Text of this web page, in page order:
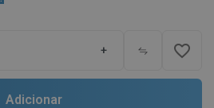
+ favorite_border
Adicionar